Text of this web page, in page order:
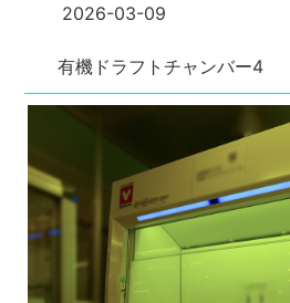
2026-03-09
有機ドラフトチャンバー4